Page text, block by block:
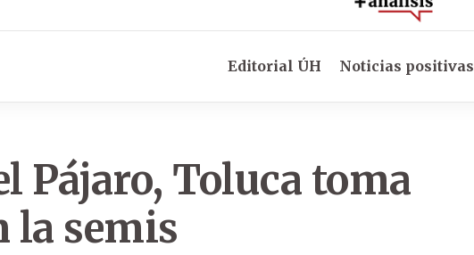
Editorial ÚH Noticias positivas
Pájaro, Toluca toma
la semis